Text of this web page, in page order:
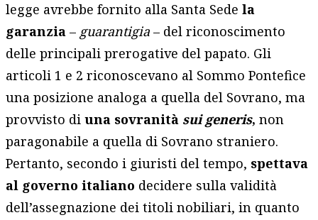
legge avrebbe fornito alla Santa Sedela
garanzia – guarantigia – del riconoscimento
delle principali prerogative del papato. Gli
articoli 1 e 2 riconoscevano al Sommo Pontefice
una posizione analoga a quella del Sovrano, ma
provvisto diuna sovranità sui generis, non
paragonabile a quella di Sovrano straniero.
Pertanto, secondo i giuristi del tempo, spettava
al governo italiano decidere sulla validità
dell’assegnazione dei titoli nobiliari, in quanto